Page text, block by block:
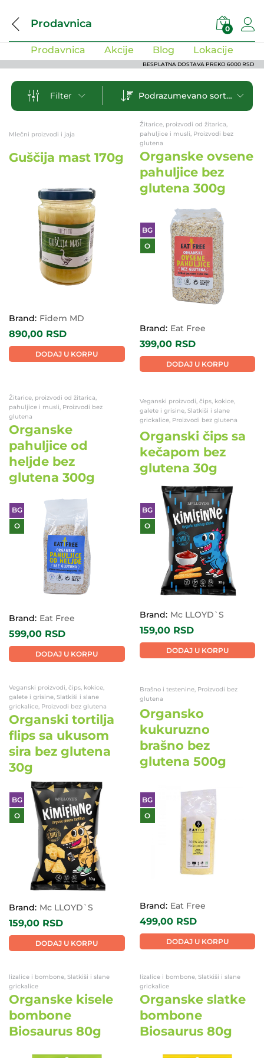
Prodavnica 0
Prodavnica Akcije Blog Lokacije
BESPLATNA DOSTAVA PREKO 6000 RSD
Filter Podrazumevano sortiranje
Mlečni proizvodi i jaja
Guščija mast 170g
Brand: Fidem MD
890,00 RSD
DODAJ U KORPU
Žitarice, proizvodi od žitarica,
pahuljice i musli, Proizvodi bez
glutena
Organske ovsene
pahuljice bez
glutena 300g
BG
O
Brand: Eat Free
399,00 RSD
DODAJ U KORPU
Žitarice, proizvodi od žitarica,
pahuljice i musli, Proizvodi bez
glutena
Organske
pahuljice od
heljde bez
glutena 300g
BG
O
Brand: Eat Free
599,00 RSD
DODAJ U KORPU
Veganski proizvodi, čips, kokice,
galete i grisine, Slatkiši i slane
grickalice, Proizvodi bez glutena
Organski čips sa
kečapom bez
glutena 30g
BG
O
Brand: Mc LLOYD`S
159,00 RSD
DODAJ U KORPU
Veganski proizvodi, čips, kokice,
galete i grisine, Slatkiši i slane
grickalice, Proizvodi bez glutena
Organski tortilja
flips sa ukusom
sira bez glutena
30g
BG
O
Brand: Mc LLOYD`S
159,00 RSD
DODAJ U KORPU
Brašno i testenine, Proizvodi bez
glutena
Organsko
kukuruzno
brašno bez
glutena 500g
BG
O
Brand: Eat Free
499,00 RSD
DODAJ U KORPU
lizalice i bombone, Slatkiši i slane
grickalice
Organske kisele
bombone
Biosaurus 80g
lizalice i bombone, Slatkiši i slane
grickalice
Organske slatke
bombone
Biosaurus 80g